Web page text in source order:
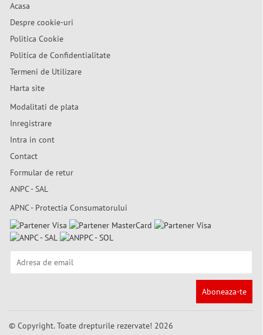
Acasa
Despre cookie-uri
Politica Cookie
Politica de Confidentialitate
Termeni de Utilizare
Harta site
Modalitati de plata
Inregistrare
Intra in cont
Contact
Formular de retur
ANPC - SAL
APNC - Protectia Consumatorului
Aboneaza-te
© Copyright. Toate drepturile rezervate! 2026